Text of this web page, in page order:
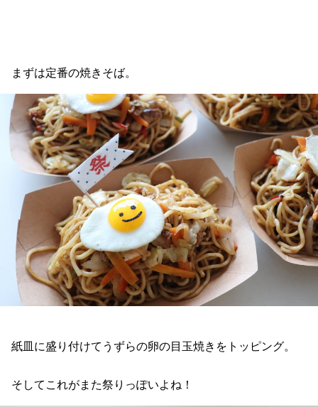
まずは定番の焼きそば。
紙皿に盛り付けてうずらの卵の目玉焼きをトッピング。
そしてこれがまた祭りっぽいよね！